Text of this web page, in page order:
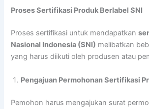
Proses Sertifikasi Produk Berlabel SNI
Proses sertifikasi untuk mendapatkan
Nasional Indonesia (SNI) melibatkan
yang harus diikuti oleh produsen atau
Pengajuan Permohonan Sertifikasi
Pemohon harus mengajukan surat